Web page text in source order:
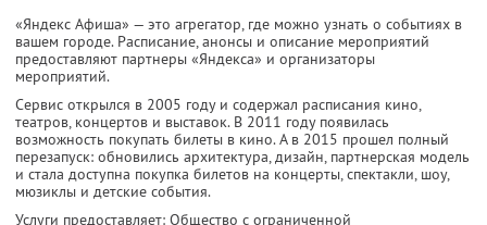
«Яндекс Афиша» — это агрегатор, где можно узнать о событиях в
вашем городе. Расписание, анонсы и описание мероприятий
предоставляют партнеры «Яндекса» и организаторы
мероприятий.
Сервис открылся в 2005 году и содержал расписания кино,
театров, концертов и выставок. В 2011 году появилась
возможность покупать билеты в кино. А в 2015 прошел полный
перезапуск: обновились архитектура, дизайн, партнерская модель
и стала доступна покупка билетов на концерты, спектакли, шоу,
мюзиклы и детские события.
Услуги предоставляет: Общество с ограниченной